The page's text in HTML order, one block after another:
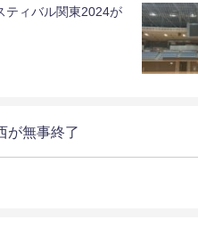
ティバル関東2024が
が無事終了